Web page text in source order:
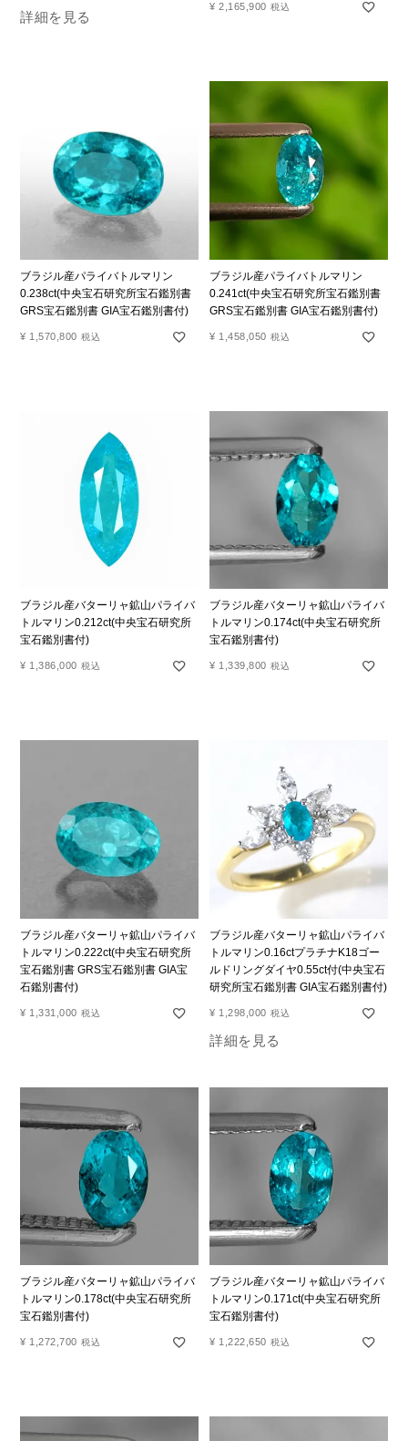
詳細を見る
¥ 2,165,900 税込
ブラジル産パライバトルマリン
0.238ct(中央宝石研究所宝石鑑別書
GRS宝石鑑別書 GIA宝石鑑別書付)
¥ 1,570,800 税込
ブラジル産パライバトルマリン
0.241ct(中央宝石研究所宝石鑑別書
GRS宝石鑑別書 GIA宝石鑑別書付)
¥ 1,458,050 税込
ブラジル産バターリャ鉱山パライバ
トルマリン0.212ct(中央宝石研究所
宝石鑑別書付)
¥ 1,386,000 税込
ブラジル産バターリャ鉱山パライバ
トルマリン0.174ct(中央宝石研究所
宝石鑑別書付)
¥ 1,339,800 税込
ブラジル産バターリャ鉱山パライバ
トルマリン0.222ct(中央宝石研究所
宝石鑑別書 GRS宝石鑑別書 GIA宝
石鑑別書付)
¥ 1,331,000 税込
ブラジル産バターリャ鉱山パライバ
トルマリン0.16ctプラチナK18ゴー
ルドリングダイヤ0.55ct付(中央宝石
研究所宝石鑑別書 GIA宝石鑑別書付)
¥ 1,298,000 税込
詳細を見る
ブラジル産バターリャ鉱山パライバ
トルマリン0.178ct(中央宝石研究所
宝石鑑別書付)
¥ 1,272,700 税込
ブラジル産バターリャ鉱山パライバ
トルマリン0.171ct(中央宝石研究所
宝石鑑別書付)
¥ 1,222,650 税込